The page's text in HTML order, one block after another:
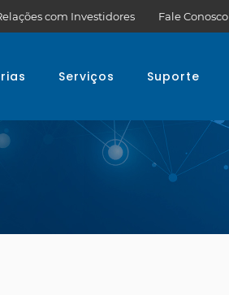
com Investidores Fale Conosco
Serviços Suporte